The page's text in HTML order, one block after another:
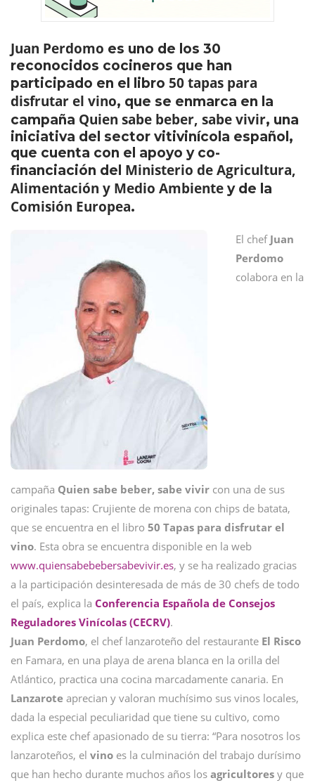
Juan Perdomo es uno de los 30
reconocidos cocineros que han
participado en el libro 50 tapas para
disfrutar el vino, que se enmarca en la
campaña Quien sabe beber, sabe vivir, una
iniciativa del sector vitivinícola español,
que cuenta con el apoyo y co-
financiación del Ministerio de Agricultura,
Alimentación y Medio Ambiente y de la
Comisión Europea.
El chef Juan
Perdomo
colabora en la
campaña Quien sabe beber, sabe vivir con una de sus
originales tapas: Crujiente de morena con chips de batata,
que se encuentra en el libro 50 Tapas para disfrutar el
vino. Esta obra se encuentra disponible en la web
www.quiensabebebersabevivir.es, y se ha realizado gracias
a la participación desinteresada de más de 30 chefs de todo
el país, explica la Conferencia Española de Consejos
Reguladores Vinícolas (CECRV).
Juan Perdomo, el chef lanzaroteño del restaurante El Risco
en Famara, en una playa de arena blanca en la orilla del
Atlántico, practica una cocina marcadamente canaria. En
Lanzarote aprecian y valoran muchísimo sus vinos locales,
dada la especial peculiaridad que tiene su cultivo, como
explica este chef apasionado de su tierra: “Para nosotros los
lanzaroteños, el vino es la culminación del trabajo durísimo
que han hecho durante muchos años los agricultores y que